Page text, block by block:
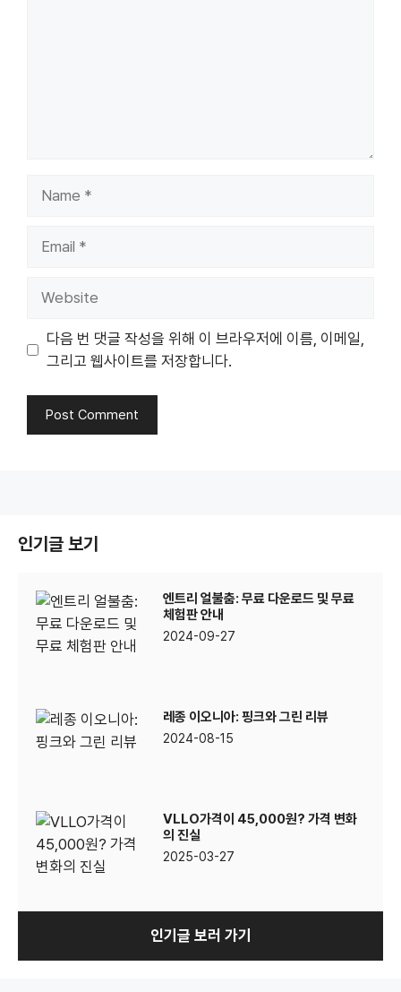
다음 번 댓글 작성을 위해 이 브라우저에 이름, 이메일,
그리고 웹사이트를 저장합니다.
인기글 보기
엔트리 얼불춤: 무료 다운로드 및 무료
체험판 안내
2024-09-27
레종 이오니아: 핑크와 그린 리뷰
2024-08-15
VLLO가격이 45,000원? 가격 변화
의 진실
2025-03-27
인기글 보러 가기